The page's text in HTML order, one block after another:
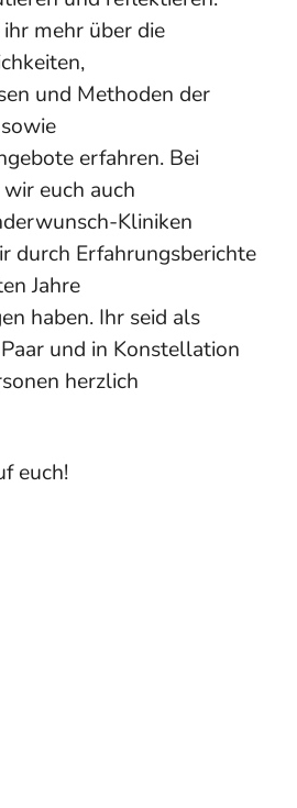
mehr über die
und Methoden der
erfahren. Bei
euch auch
Kliniken
durch Erfahrungsberichte
Jahre
haben. Ihr seid als
und in Konstellation
herzlich
euch!